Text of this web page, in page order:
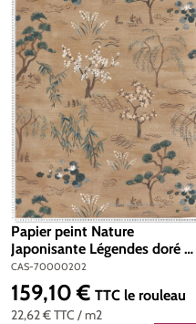
Papier peint Nature
Japonisante Légendes doré -
Légendes de Casamance |
Réf. CAS-70000202
CAS-70000202
22,62 €TTC / m2
Prix régulier :
159,10 € TTC le rouleau